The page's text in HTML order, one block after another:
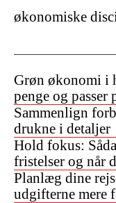
økonomiske
Grøn økonomi i
penge og passer
Sammenlign
drukne i detaljer
Hold fokus:
fristelser og når
Planlæg dine
udgifterne mere